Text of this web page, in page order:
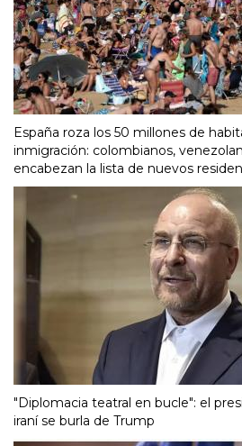
España roza los 50 millones de
inmigración: colombianos,
encabezan la lista de nuevos
"Diplomacia teatral en bucle": el
iraní se burla de Trump